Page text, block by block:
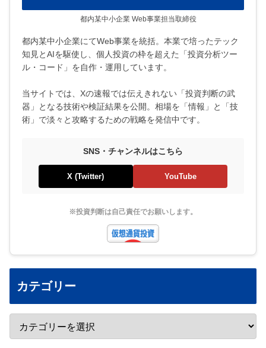
都内某中小企業 Web事業担当取締役
都内某中小企業にてWeb事業を統括。本業で培ったテック
知見とAIを駆使し、個人投資の枠を超えた「投資分析ツー
ル・コード」を自作・運用しています。
当サイトでは、Xの速報では伝えきれない「投資判断の武
器」となる技術や検証結果を公開。相場を「情報」と「技
術」で淡々と攻略するための戦略を発信中です。
SNS・チャンネルはこちら
X (Twitter) YouTube
※投資判断は自己責任でお願いします。
カテゴリー